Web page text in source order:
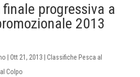
progressiva a
2013
Ott 21, 2013
Classifiche Pesca al
Colpo